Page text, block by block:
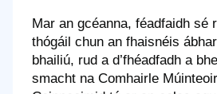
Mar an gcéanna, féadfaidh sé
thógáil chun an fhaisnéis
bhailiú, rud a d’fhéadfadh a
smacht na Comhairle